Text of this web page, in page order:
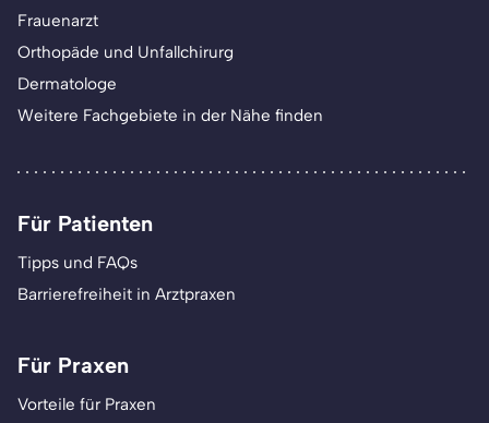
Frauenarzt
Orthopäde und Unfallchirurg
Dermatologe
Weitere Fachgebiete in der Nähe finden
Für Patienten
Tipps und FAQs
Barrierefreiheit in Arztpraxen
Für Praxen
Vorteile für Praxen